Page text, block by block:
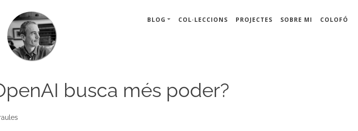
BLOG COL·LECCIONS PROJECTES SOBRE MI COLOFÓ
busca més poder?